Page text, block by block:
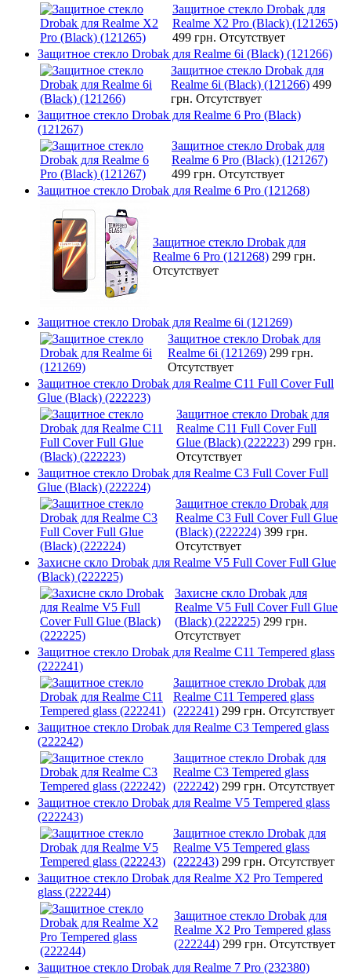
Защитное стекло Drobak для
Realme X2 Pro (Black) (121265)
499 грн. Отсутствует
Защитное стекло Drobak для Realme 6i (Black) (121266)
Защитное стекло Drobak для
Realme 6i (Black) (121266) 499
грн. Отсутствует
Защитное стекло Drobak для Realme 6 Pro (Black)
(121267)
Защитное стекло Drobak для
Realme 6 Pro (Black) (121267)
499 грн. Отсутствует
Защитное стекло Drobak для Realme 6 Pro (121268)
Защитное стекло Drobak для
Realme 6 Pro (121268) 299 грн.
Отсутствует
Защитное стекло Drobak для Realme 6i (121269)
Защитное стекло Drobak для
Realme 6i (121269) 299 грн.
Отсутствует
Защитное стекло Drobak для Realme C11 Full Cover Full
Glue (Black) (222223)
Защитное стекло Drobak для
Realme C11 Full Cover Full
Glue (Black) (222223) 299 грн.
Отсутствует
Защитное стекло Drobak для Realme C3 Full Cover Full
Glue (Black) (222224)
Защитное стекло Drobak для
Realme C3 Full Cover Full Glue
(Black) (222224) 399 грн.
Отсутствует
Захисне скло Drobak для Realme V5 Full Cover Full Glue
(Black) (222225)
Захисне скло Drobak для
Realme V5 Full Cover Full Glue
(Black) (222225) 299 грн.
Отсутствует
Защитное стекло Drobak для Realme C11 Tempered glass
(222241)
Защитное стекло Drobak для
Realme C11 Tempered glass
(222241) 299 грн. Отсутствует
Защитное стекло Drobak для Realme C3 Tempered glass
(222242)
Защитное стекло Drobak для
Realme C3 Tempered glass
(222242) 299 грн. Отсутствует
Защитное стекло Drobak для Realme V5 Tempered glass
(222243)
Защитное стекло Drobak для
Realme V5 Tempered glass
(222243) 299 грн. Отсутствует
Защитное стекло Drobak для Realme X2 Pro Tempered
glass (222244)
Защитное стекло Drobak для
Realme X2 Pro Tempered glass
(222244) 299 грн. Отсутствует
Защитное стекло Drobak для Realme 7 Pro (232380)